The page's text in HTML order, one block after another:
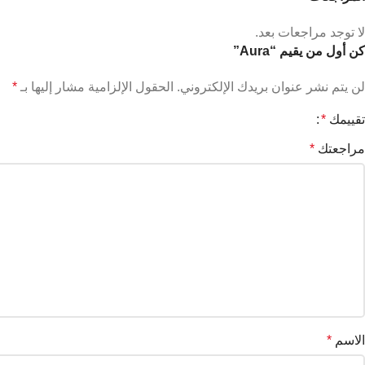
لا توجد مراجعات بعد.
كن أول من يقيم “Aura”
لن يتم نشر عنوان بريدك الإلكتروني. الحقول الإلزامية مشار إليها بـ *
تقييمك *
مراجعتك *
الاسم *